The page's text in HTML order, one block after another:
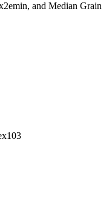
and Median Grain